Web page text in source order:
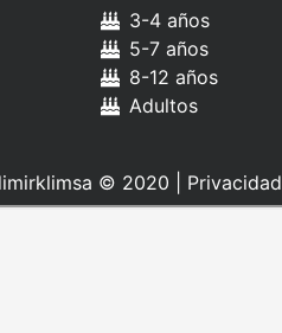
3-4 años
5-7 años
8-12 años
Adultos
© 2020 | Privacidad